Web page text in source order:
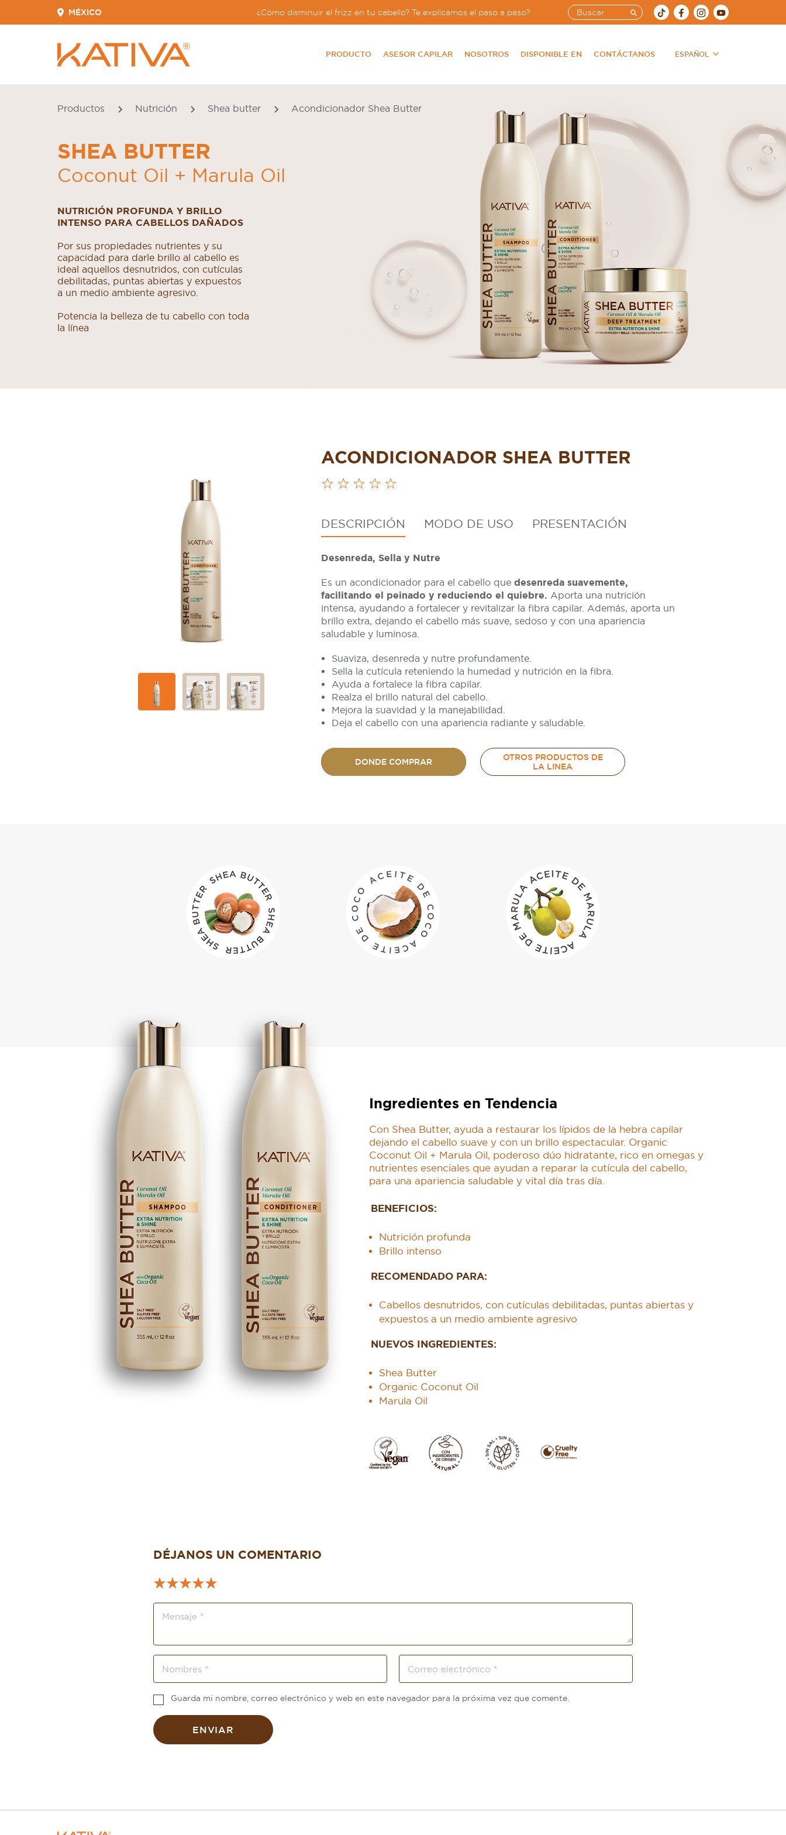
MÉXICO ¿Cómo disminuir el frizz en tu cabello? Te explicamos el paso a paso?
PRODUCTO ASESOR CAPILAR NOSOTROS DISPONIBLE EN CONTÁCTANOS
Productos Nutrición Shea butter Acondicionador Shea Butter
SHEA BUTTER
Coconut Oil + Marula Oil
NUTRICIÓN PROFUNDA Y BRILLO
INTENSO PARA CABELLOS DAÑADOS
Por sus propiedades nutrientes y su
capacidad para darle brillo al cabello es
ideal aquellos desnutridos, con cutículas
debilitadas, puntas abiertas y expuestos
a un medio ambiente agresivo.
Potencia la belleza de tu cabello con toda
la línea
ACONDICIONADOR SHEA BUTTER
DESCRIPCIÓN MODO DE USO PRESENTACIÓN
Desenreda, Sella y Nutre
Es un acondicionador para el cabello que desenreda suavemente,
facilitando el peinado y reduciendo el quiebre. Aporta una nutrición
intensa, ayudando a fortalecer y revitalizar la fibra capilar. Además, aporta un
brillo extra, dejando el cabello más suave, sedoso y con una apariencia
saludable y luminosa.
Suaviza, desenreda y nutre profundamente.
Sella la cutícula reteniendo la humedad y nutrición en la fibra.
Ayuda a fortalece la fibra capilar.
Realza el brillo natural del cabello.
Mejora la suavidad y la manejabilidad.
Deja el cabello con una apariencia radiante y saludable.
DONDE COMPRAR
OTROS PRODUCTOS DE
LA LINEA
Ingredientes en Tendencia
Con Shea Butter, ayuda a restaurar los lípidos de la hebra capilar
dejando el cabello suave y con un brillo espectacular. Organic
Coconut Oil + Marula Oil, poderoso dúo hidratante, rico en omegas y
nutrientes esenciales que ayudan a reparar la cutícula del cabello,
para una apariencia saludable y vital día tras día.
BENEFICIOS:
Nutrición profunda
Brillo intenso
RECOMENDADO PARA:
Cabellos desnutridos, con cutículas debilitadas, puntas abiertas y
expuestos a un medio ambiente agresivo
NUEVOS INGREDIENTES:
Shea Butter
Organic Coconut Oil
Marula Oil
DÉJANOS UN COMENTARIO
Guarda mi nombre, correo electrónico y web en este navegador para la próxima vez que comente.